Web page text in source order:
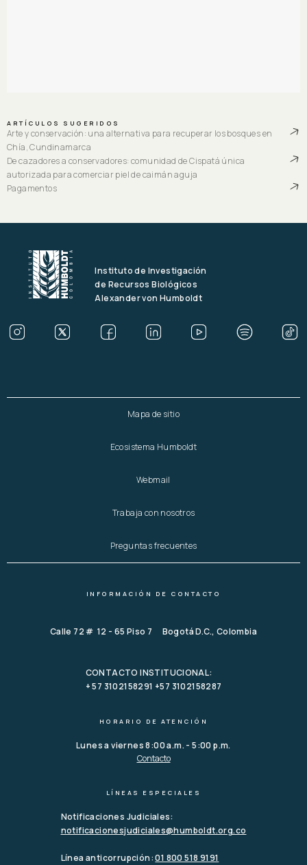
ARTÍCULOS SUGERIDOS
Arte y conservación: una alternativa para recuperar los bosques en
Chía, Cundinamarca
De cazadores a conservadores: comunidad de Cispatá única
autorizada para comerciar piel de caimán aguja
Pagamentos
Instituto de Investigación
de Recursos Biológicos
Alexander von Humboldt
Mapa de sitio
Ecosistema Humboldt
Webmail
Trabaja con nosotros
Preguntas frecuentes
INFORMACIÓN DE CONTACTO
Calle 72 # 12 - 65 Piso 7 Bogotá D.C., Colombia
CONTACTO INSTITUCIONAL:
+ 57 3102158291 +57 3102158287
HORARIO DE ATENCIÓN
Lunes a viernes 8:00 a.m. - 5:00 p.m.
Contacto
LÍNEAS ESPECIALES
Notificaciones Judiciales:
notificacionesjudiciales@humboldt.org.co
Línea anticorrupción:01 800 518 9191